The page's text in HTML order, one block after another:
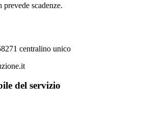
scadenze.
centralino unico
del servizio